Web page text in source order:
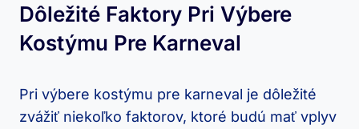
Dôležité Faktory Pri Výbere
Kostýmu Pre Karneval
Pri výbere kostýmu pre karneval je dôležité
zvážiť niekoľko faktorov, ktoré budú mať vplyv